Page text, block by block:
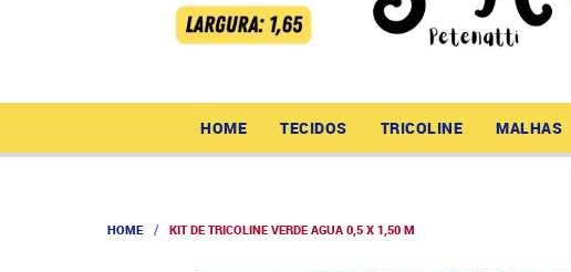
HOME TECIDOS TRICOLINE MALHAS
HOME KIT DE TRICOLINE VERDE AGUA 0,5 X 1,50 M